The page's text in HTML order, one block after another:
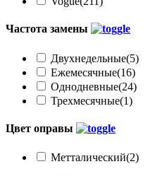
Частота замены
Двухнедельные(5)
Ежемесячные(16)
Однодневные(24)
Трехмесячные(1)
Цвет оправы
Метталический(2)